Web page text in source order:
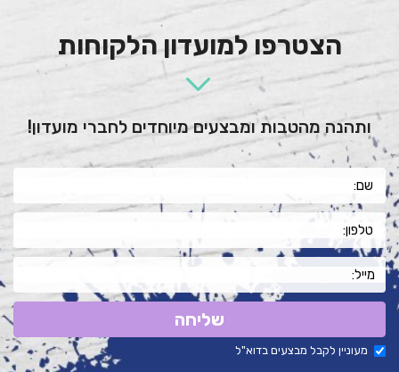
הצטרפו למועדון הלקוחות
ותהנה מהטבות ומבצעים מיוחדים לחברי מועדון!
שליחה
מעוניין לקבל מבצעים בדוא"ל